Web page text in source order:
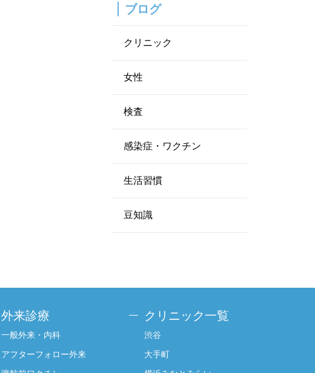
ブログ
クリニック
女性
検査
感染症・ワクチン
生活習慣
豆知識
外来診療
一般外来・内科
アフターフォロー外来
クリニック一覧
渋谷
大手町